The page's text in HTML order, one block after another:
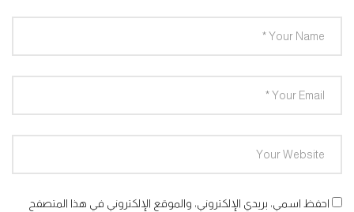
احفظ اسمي، بريدي الإلكتروني، والموقع الإلكتروني في هذا المتصفح